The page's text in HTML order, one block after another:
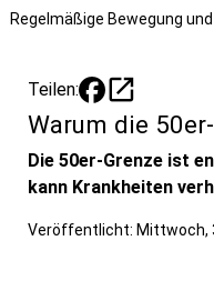
Regelmäßige Bewegung
Teilen: open_in_new
Warum die
Die 50er-Grenze ist
kann Krankheiten
Veröffentlicht: Mittwoch,